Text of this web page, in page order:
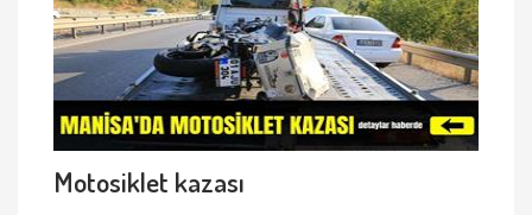
Motosiklet kazası